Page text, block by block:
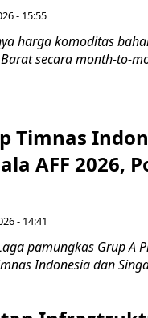
- 15:55
harga komoditas
secara month-to-
Timnas
AFF 2026,
- 14:41
Laga pamungkas Grup A
Indonesia dan